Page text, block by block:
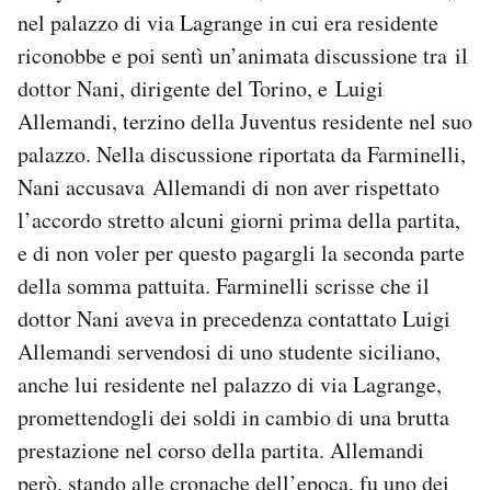
nel palazzo di via Lagrange in cui era residente
riconobbe e poi sentì un’animata discussione tra il
dottor Nani, dirigente del Torino, e Luigi
Allemandi, terzino della Juventus residente nel suo
palazzo. Nella discussione riportata da Farminelli,
Nani accusava Allemandi di non aver rispettato
l’accordo stretto alcuni giorni prima della partita,
e di non voler per questo pagargli la seconda parte
della somma pattuita. Farminelli scrisse che il
dottor Nani aveva in precedenza contattato Luigi
Allemandi servendosi di uno studente siciliano,
anche lui residente nel palazzo di via Lagrange,
promettendogli dei soldi in cambio di una brutta
prestazione nel corso della partita. Allemandi
però, stando alle cronache dell’epoca, fu uno dei